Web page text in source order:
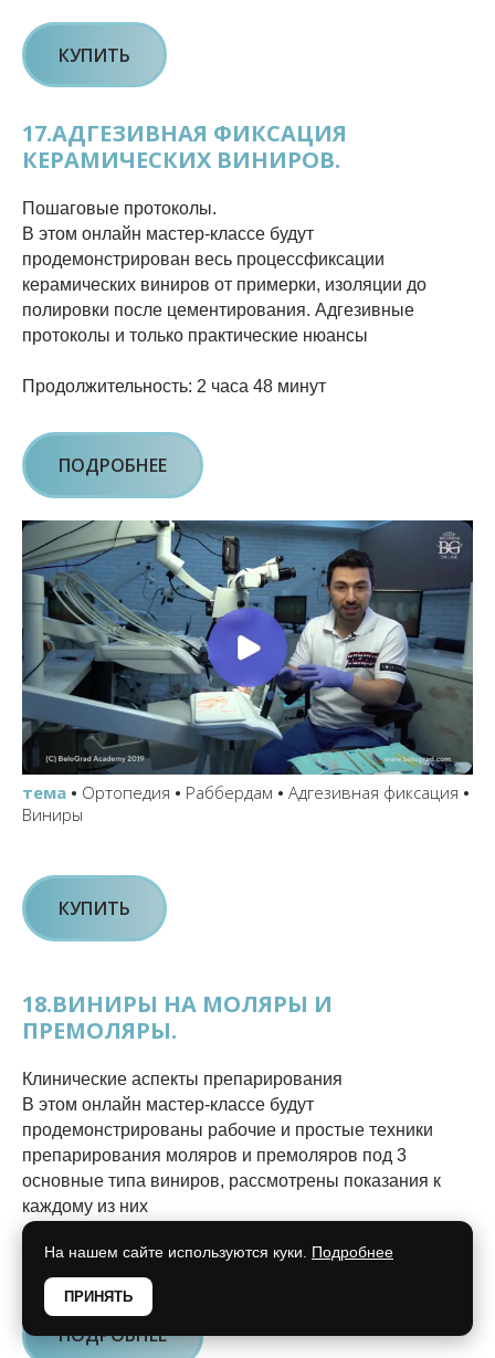
На нашем сайте используются куки. Подробнее
ПРИНЯТЬ
КУПИТЬ
17.АДГЕЗИВНАЯ ФИКСАЦИЯ
КЕРАМИЧЕСКИХ ВИНИРОВ.
Пошаговые протоколы.
В этом онлайн мастер-классе будут
продемонстрирован весь процессфиксации
керамических виниров от примерки, изоляции до
полировки после цементирования. Адгезивные
протоколы и только практические нюансы
Продолжительность: 2 часа 48 минут
ПОДРОБНЕЕ
тема • Ортопедия • Раббердам • Адгезивная фиксация •
Виниры
КУПИТЬ
18.ВИНИРЫ НА МОЛЯРЫ И
ПРЕМОЛЯРЫ.
Клинические аспекты препарирования
В этом онлайн мастер-классе будут
продемонстрированы рабочие и простые техники
препарирования моляров и премоляров под 3
основные типа виниров, рассмотрены показания к
каждому из них
Продолжительность: 2 часа 3 минуты
ПОДРОБНЕЕ